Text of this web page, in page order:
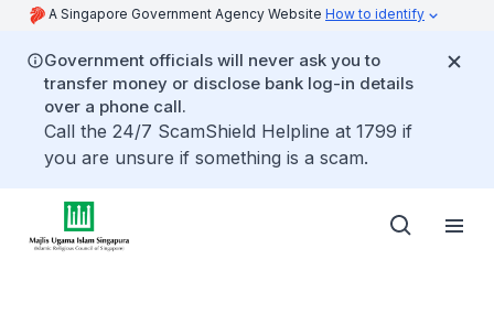
A Singapore Government Agency Website How to identify
Government officials will never ask you to
transfer money or disclose bank log-in details
over a phone call.
Call the 24/7 ScamShield Helpline at 1799 if
you are unsure if something is a scam.